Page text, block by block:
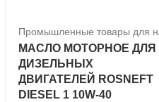
Промышленные товары для
МАСЛО МОТОРНОЕ ДЛЯ
ДИЗЕЛЬНЫХ
ДВИГАТЕЛЕЙ ROSNEFT
DIESEL 1 10W-40